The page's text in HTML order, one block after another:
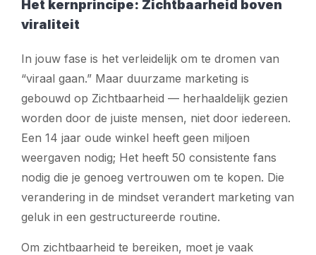
Het kernprincipe: Zichtbaarheid boven
viraliteit
In jouw fase is het verleidelijk om te dromen van
“viraal gaan.” Maar duurzame marketing is
gebouwd op Zichtbaarheid — herhaaldelijk gezien
worden door de juiste mensen, niet door iedereen.
Een 14 jaar oude winkel heeft geen miljoen
weergaven nodig; Het heeft 50 consistente fans
nodig die je genoeg vertrouwen om te kopen. Die
verandering in de mindset verandert marketing van
geluk in een gestructureerde routine.
Om zichtbaarheid te bereiken, moet je vaak